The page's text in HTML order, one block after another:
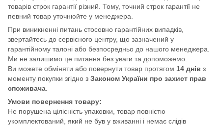
товарів строк гарантії різний. Тому, точний строк гарантії не
певний товар уточнюйте у менеджера.
При виникненні питань стосовно гарантійних випадків,
звертайтесь до сервісного центру, що зазначений у
гарантійному талоні або безпосредньо до нашого менеджера.
Ми не залишимо це питання без уваги та допоможемо.
Ви можете обміняти або повернути товар протягом 14 днів з
моменту покупки згідно з Законом України про захист прав
споживача
Умови повернення товару:
Не порушена цілісність упаковки, товар повністю
укомплектований, який не був у вживанні і немає слідів